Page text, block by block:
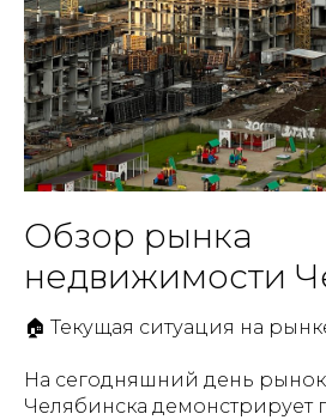
Обзор рынка
недвижимости
🏠 Текущая ситуация на
На сегодняшний день
Челябинска демонстрирует